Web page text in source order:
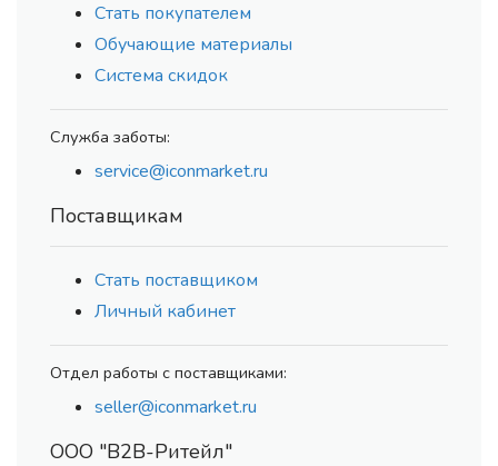
Стать покупателем
Обучающие материалы
Система скидок
Служба заботы:
service@iconmarket.ru
Поставщикам
Стать поставщиком
Личный кабинет
Отдел работы с поставщиками:
seller@iconmarket.ru
ООО "В2В-Ритейл"